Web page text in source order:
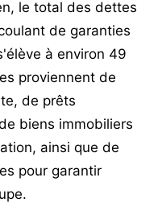
le total des dettes
de garanties
à environ 49
proviennent de
de prêts
biens immobiliers
ainsi que de
pour garantir